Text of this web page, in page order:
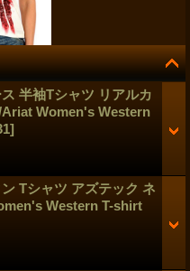
半袖Tシャツ リアルカ
Ariat Women's Western
]
Tシャツ アズテック ネ
Western T-shirt